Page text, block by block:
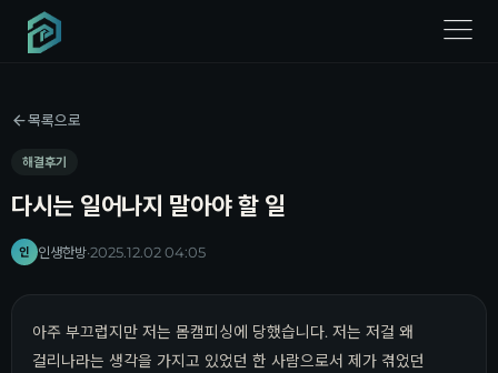
menu
목록으로
해결후기
다시는 일어나지 말아야 할 일
인 인생한방·2025.12.02 04:05
아주 부끄럽지만 저는 몸캠피싱에 당했습니다. 저는 저걸 왜
걸리나라는 생각을 가지고 있었던 한 사람으로서 제가 겪었던